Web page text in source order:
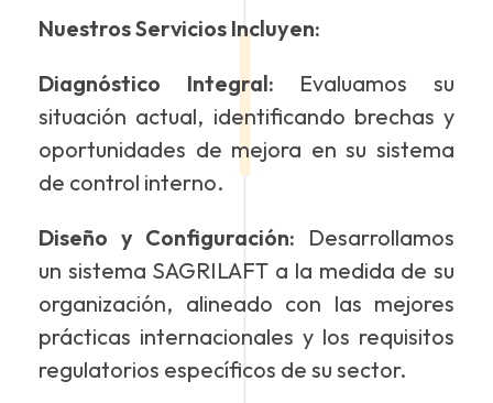
Nuestros Servicios Incluyen:
Diagnóstico Integral: Evaluamos su
situación actual, identificando brechas y
oportunidades de mejora en su sistema
de control interno.
Diseño y Configuración: Desarrollamos
un sistema SAGRILAFT a la medida de su
organización, alineado con las mejores
prácticas internacionales y los requisitos
regulatorios específicos de su sector.